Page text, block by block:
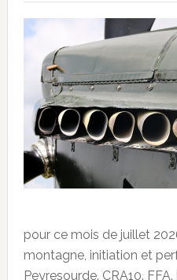
pour ce mois de juillet
montagne, initiation et
Peyresourde. CRA10.